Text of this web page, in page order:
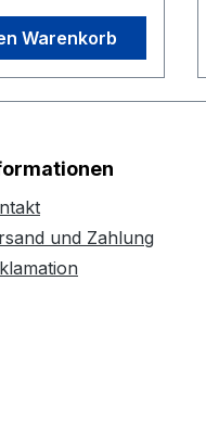
Warenkorb
und Zahlung